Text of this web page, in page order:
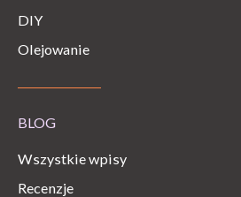
DIY
Olejowanie
BLOG
Wszystkie wpisy
Recenzje